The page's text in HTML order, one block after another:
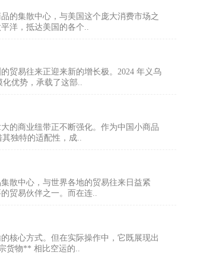
的集散中心，与美国这个庞大消费市场之
洋，抵达美国的各个..
贸易往来正迎来新的增长极。2024 年义乌
优势，承载了这部..
的商业纽带正不断强化。作为中国小商品
独特的适配性，成..
散中心，与世界各地的贸易往来日益紧
贸易伙伴之一。而在连..
核心方式。但在实际操作中，它既展现出
货物** 相比空运的..